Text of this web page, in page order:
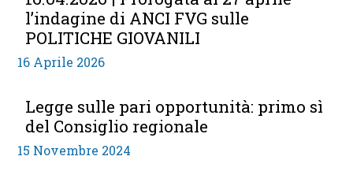
l’indagine di ANCI FVG sulle
POLITICHE GIOVANILI
16 Aprile 2026
Legge sulle pari opportunità: primo sì
del Consiglio regionale
15 Novembre 2024